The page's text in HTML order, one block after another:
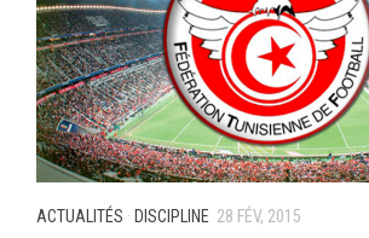
ACTUALITÉS · DISCIPLINE 28 FÉV, 2015